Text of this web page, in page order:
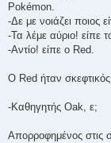
Pokémon.
-Δε με νοιάζει ποιος
-Τα λέμε αύριο! είπε
-Αντίο! είπε ο Red.
O Red ήταν
-Καθηγητής Oak, ε;
Απορροφημένος στις